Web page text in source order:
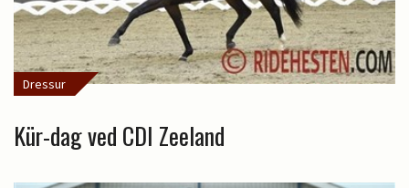
Dressur
Kür-dag ved CDI Zeeland